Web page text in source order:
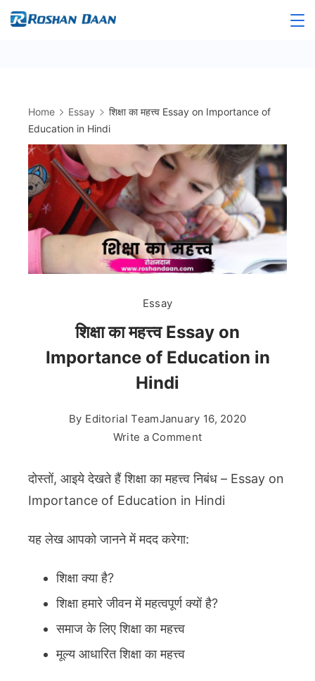
Skip
Home Essay
शिक्षा का महत्त्व Essay on Importance of
Education in Hindi
Essay
शिक्षा का महत्त्व Essay on
Importance of Education in
Hindi
By Editorial TeamJanuary 16, 2020
Write a Commenton
का
Essay
in
दोस्तों, आइये देखते हैं शिक्षा का महत्त्व निबंध – Essay on
Importance of Education in Hindi
यह लेख आपको जानने में मदद करेगा:
शिक्षा क्या है?
शिक्षा हमारे जीवन में महत्वपूर्ण क्यों है?
समाज के लिए शिक्षा का महत्त्व
मूल्य आधारित शिक्षा का महत्त्व